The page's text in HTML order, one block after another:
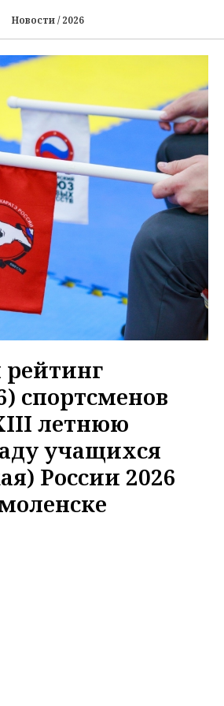
Новости / 2026
спортсменов
летнюю
учащихся
России 2026